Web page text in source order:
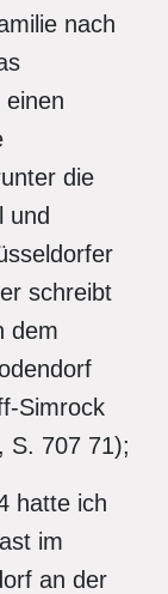
nach
die
und
schreibt
dem
Simrock
S. 707 71);
hatte ich
im
an der